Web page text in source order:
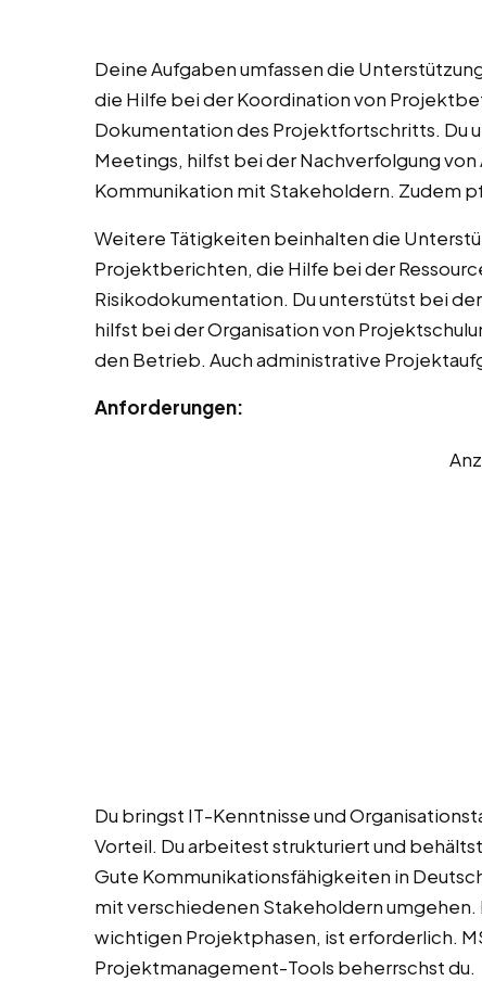
Deine Aufgaben umfassen die
die Hilfe bei der Koordination von
Dokumentation des Projektfortschritts. Du
Meetings, hilfst bei der Nachverfolgung
Kommunikation mit Stakeholdern. Zudem
Weitere Tätigkeiten beinhalten die
Projektberichten, die Hilfe bei der
Risikodokumentation. Du unterstütst bei
hilfst bei der Organisation von
den Betrieb. Auch administrative
Anforderungen:
Du bringst IT-Kenntnisse und
Vorteil. Du arbeitest strukturiert und
Gute Kommunikationsfähigkeiten in
mit verschiedenen Stakeholdern
wichtigen Projektphasen, ist erforderlich.
Projektmanagement-Tools beherrschst du.